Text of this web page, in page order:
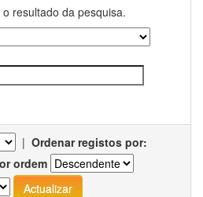
resultado da pesquisa.
| Ordenar registos por:
ordem